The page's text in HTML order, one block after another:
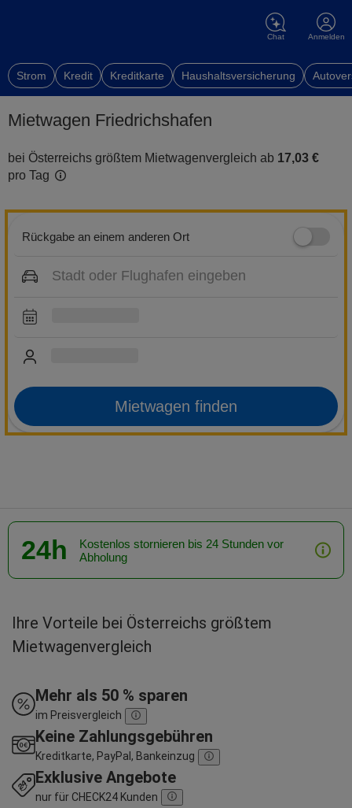
Chat Anmelden
Strom Kredit Kreditkarte Haushaltsversicherung
Mietwagen Friedrichshafen
bei Österreichs größtem Mietwagenvergleich ab 17,03 €
pro Tag
Rückgabe an einem anderen Ort
Mietwagen finden
24h
Kostenlos stornieren bis 24 Stunden vor
Abholung
Ihre Vorteile bei Österreichs größtem
Mietwagenvergleich
Mehr als 50 % sparen
im Preisvergleich
Keine Zahlungsgebühren
Kreditkarte, PayPal, Bankeinzug
Exklusive Angebote
nur für CHECK24 Kunden